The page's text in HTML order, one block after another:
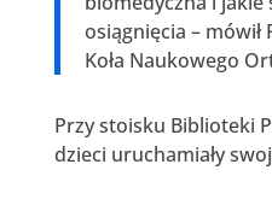
osiągnięcia – mówił
Koła Naukowego
Przy stoisku Biblioteki
dzieci uruchamiały